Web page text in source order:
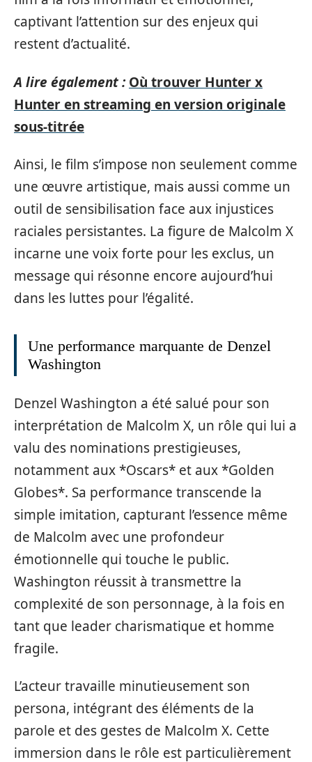
captivant l’attention sur des enjeux qui
restent d’actualité.
A lire également : Où trouver Hunter x
Hunter en streaming en version originale
sous-titrée
Ainsi, le film s’impose non seulement comme
une œuvre artistique, mais aussi comme un
outil de sensibilisation face aux injustices
raciales persistantes. La figure de Malcolm X
incarne une voix forte pour les exclus, un
message qui résonne encore aujourd’hui
dans les luttes pour l’égalité.
Une performance marquante de Denzel
Washington
Denzel Washington a été salué pour son
interprétation de Malcolm X, un rôle qui lui a
valu des nominations prestigieuses,
notamment aux *Oscars* et aux *Golden
Globes*. Sa performance transcende la
simple imitation, capturant l’essence même
de Malcolm avec une profondeur
émotionnelle qui touche le public.
Washington réussit à transmettre la
complexité de son personnage, à la fois en
tant que leader charismatique et homme
fragile.
L’acteur travaille minutieusement son
persona, intégrant des éléments de la
parole et des gestes de Malcolm X. Cette
immersion dans le rôle est particulièrement